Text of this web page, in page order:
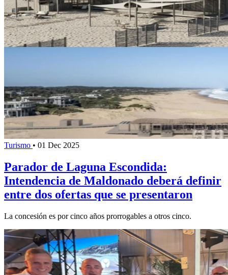
Turismo • 01 Dec 2025
Parador de Laguna Escondida:
Intendencia de Maldonado deberá definir
entre dos ofertas que se presentaron
La concesión es por cinco años prorrogables a otros cinco.